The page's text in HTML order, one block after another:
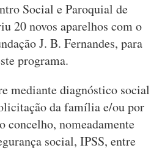
Social e Paroquial de
20 novos aparelhos com o
J. B. Fernandes, para
programa.
mediante diagnóstico social
da família e/ou por
concelho, nomeadamente
social, IPSS, entre